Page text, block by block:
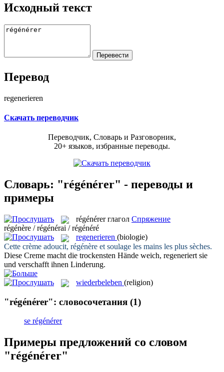
Исходный текст
Перевод
regenerieren
Скачать переводчик
Переводчик, Словарь и Разговорник,
20+ языков, избранные переводы.
Словарь: "régénérer" - переводы и
примеры
régénérer глагол Спряжение
régénère / régénérai / régénéré
regenerieren (biologie)
Cette crème adoucit, régénère et soulage les mains les plus sèches.
Diese Creme macht die trockensten Hände weich, regeneriert sie
und verschafft ihnen Linderung.
wiederbeleben (religion)
"régénérer": словосочетания (1)
se régénérer
Примеры предложений со словом
"régénérer"